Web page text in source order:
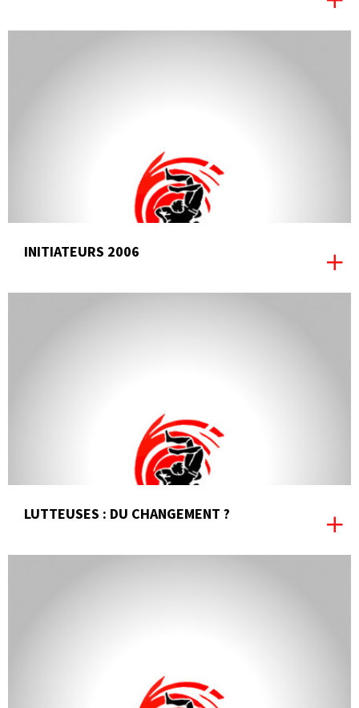
INITIATEURS 2006
LUTTEUSES : DU CHANGEMENT ?